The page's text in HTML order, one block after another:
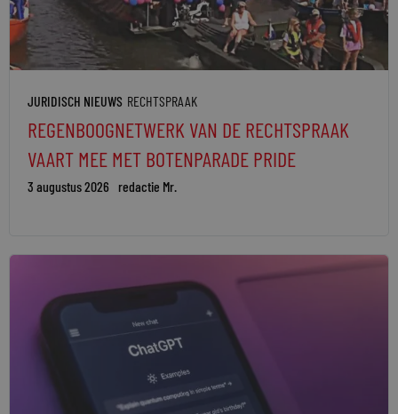
JURIDISCH NIEUWS RECHTSPRAAK
REGENBOOGNETWERK VAN DE RECHTSPRAAK
VAART MEE MET BOTENPARADE PRIDE
3 augustus 2026 redactie Mr.